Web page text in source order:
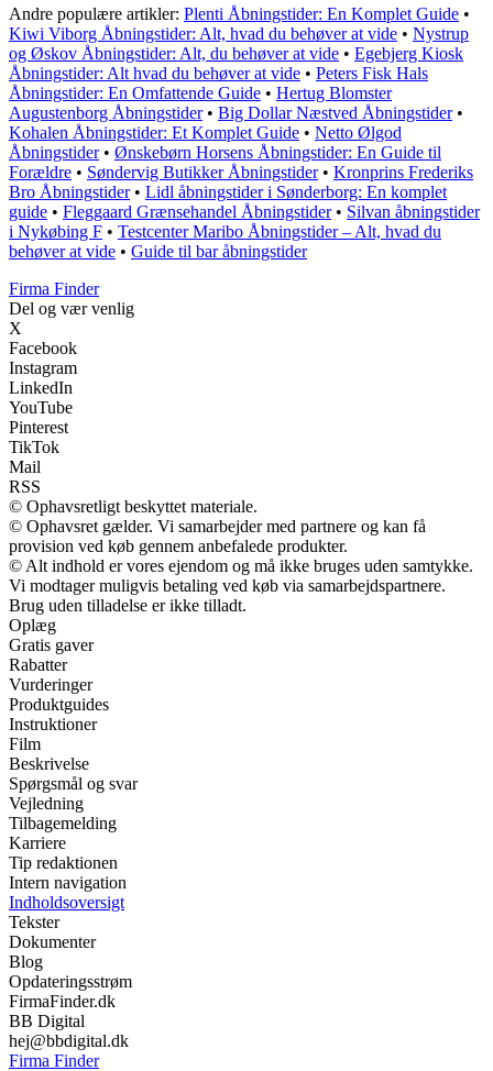
Andre populære artikler: Plenti Åbningstider: En Komplet Guide •
Kiwi Viborg Åbningstider: Alt, hvad du behøver at vide • Nystrup
og Øskov Åbningstider: Alt, du behøver at vide • Egebjerg Kiosk
Åbningstider: Alt hvad du behøver at vide • Peters Fisk Hals
Åbningstider: En Omfattende Guide • Hertug Blomster
Augustenborg Åbningstider• Big Dollar Næstved Åbningstider•
Kohalen Åbningstider: Et Komplet Guide • Netto Ølgod
Åbningstider• Ønskebørn Horsens Åbningstider: En Guide til
Forældre • Søndervig Butikker Åbningstider• Kronprins Frederiks
Bro Åbningstider• Lidl åbningstider i Sønderborg: En komplet
guide • Fleggaard Grænsehandel Åbningstider• Silvan åbningstider
i Nykøbing F • Testcenter Maribo Åbningstider – Alt, hvad du
behøver at vide • Guide til bar åbningstider
Firma Finder
Del og vær venlig
X
Facebook
Instagram
LinkedIn
YouTube
Pinterest
TikTok
Mail
RSS
© Ophavsretligt beskyttet materiale.
© Ophavsret gælder. Vi samarbejder med partnere og kan få
provision ved køb gennem anbefalede produkter.
© Alt indhold er vores ejendom og må ikke bruges uden samtykke.
Vi modtager muligvis betaling ved køb via samarbejdspartnere.
Brug uden tilladelse er ikke tilladt.
Oplæg
Gratis gaver
Rabatter
Vurderinger
Produktguides
Instruktioner
Film
Beskrivelse
Spørgsmål og svar
Vejledning
Tilbagemelding
Karriere
Tip redaktionen
Intern navigation
Indholdsoversigt
Tekster
Dokumenter
Blog
Opdateringsstrøm
FirmaFinder.dk
BB Digital
hej@bbdigital.dk
Firma Finder